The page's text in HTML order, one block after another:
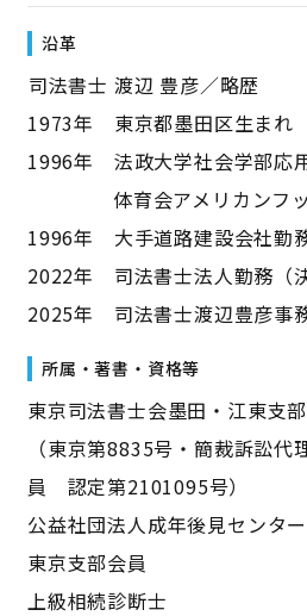
沿革
――司法書士 渡辺 豊彦／略歴――
1973年 東京都墨田区生まれ
1996年 法政大学社会学部応
体育会アメリカンフッ
1996年 大手道路建設会社勤
2022年 司法書士法人勤務（決
2025年 司法書士渡辺豊彦事
所属・著書・資格等
東京司法書士会墨田・江東支部
（東京第8835号・簡裁訴訟代
員 認定第2101095号）
公益社団法人成年後見センタ
東京支部会員
上級相続診断士